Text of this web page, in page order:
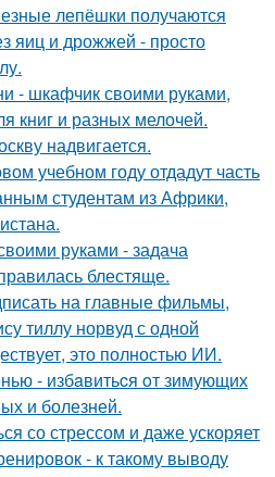
лепёшки получаются
и дрожжей - просто
- шкафчик своими руками,
книг и разных мелочей.
надвигается.
учебном году отдадут часть
студентам из Африки,
руками - задача
блестяще.
на главные фильмы,
тиллу норвуд с одной
это полностью ИИ.
- избaвитьcя oт зимующих
и болезней.
со стрессом и даже ускоряет
- к такому выводу